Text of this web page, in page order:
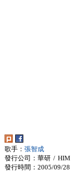
歌手： 張智成
發行公司：華研 / HIM
發行時間：2005/09/28